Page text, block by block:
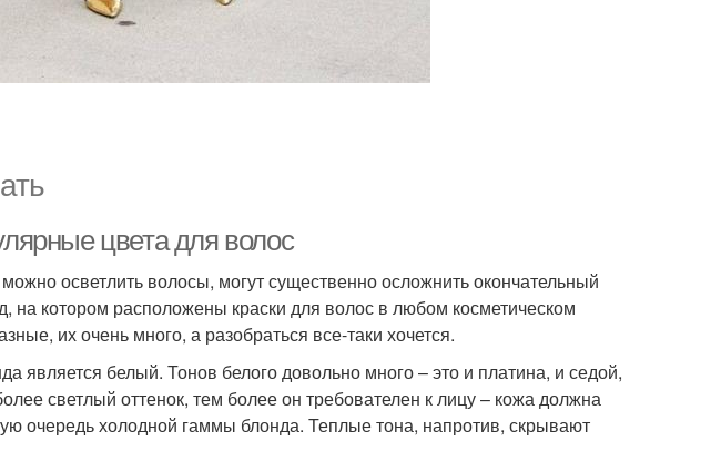
цвета для волос
осветлить волосы, могут существенно осложнить окончательный
на котором расположены краски для волос в любом косметическом
их очень много, а разобраться все-таки хочется.
является белый. Тонов белого довольно много – это и платина, и седой,
светлый оттенок, тем более он требователен к лицу – кожа должна
очередь холодной гаммы блонда. Теплые тона, напротив, скрывают